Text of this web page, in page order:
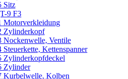
Sitz
9 F3
Motorverkleidung
Zylinderkopf
Nockenwelle, Ventile
Steuerkette, Kettenspanner
Zylinderkopfdeckel
Zylinder
Kurbelwelle, Kolben